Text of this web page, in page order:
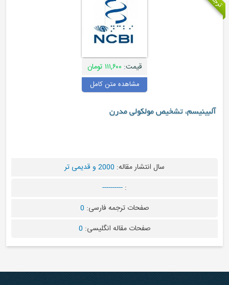
۱۱۱,۶۰۰ تومان
مشاهده متن کامل
تشخیص مولکولی مدرن
سال انتشار مقاله:2000 و قدیمی تر
صفحات ترجمه فارسی:0
صفحات مقاله انگلیسی:0